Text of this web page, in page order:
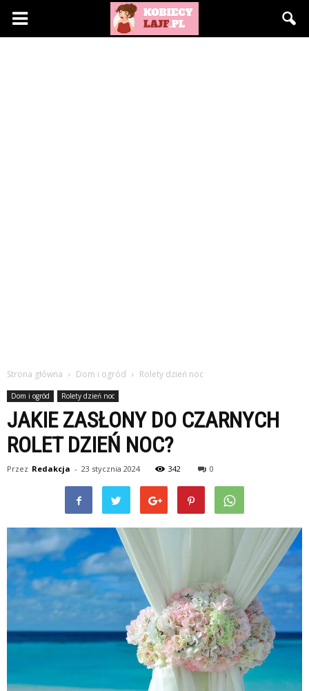
KobiecyLajf.pl
Strona główna Dom i ogród Rolety dzień noc
Dom i ogród Rolety dzień noc
JAKIE ZASŁONY DO CZARNYCH
ROLET DZIEŃ NOC?
Przez Redakcja - 23 stycznia 2024 342 0